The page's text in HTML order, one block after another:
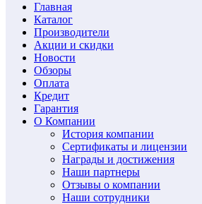
Главная
Каталог
Производители
Акции и скидки
Новости
Обзоры
Оплата
Кредит
Гарантия
О Компании
История компании
Сертификаты и лицензии
Награды и достижения
Наши партнеры
Отзывы о компании
Наши сотрудники